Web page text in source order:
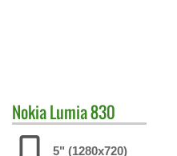
NokiaLumia 830
5" (1280x720)